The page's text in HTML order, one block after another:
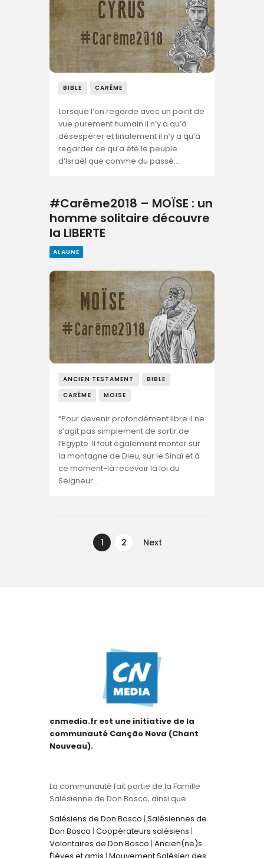
BIBLE CARÊME
Lorsque l’on regarde avec un point de
vue purement humain il n’y a qu’à
désespérer et finalement il n’y a qu’à
regarder ce qu’a été le peuple
d’Israël que comme du passé…
#Carême2018 – MOÏSE : un
homme solitaire découvre
la LIBERTE
ALAUNE
ANCIEN TESTAMENT
BIBLE
CARÊME
MOISE
“Pour devenir profondément libre il ne
s’agit pas simplement de sortir de
l’Egypte. Il faut également monter sur
la montagne de Dieu, sur le Sinaï et à
ce moment-là recevoir la loi du
Seigneur…
PAGE
1 PAGE
2 Next
cnmedia.fr est une initiative de la
communauté Canção Nova (Chant
Nouveau).
La communauté fait partie de la Famille
Salésienne de Don Bosco, ainsi que :
Salésiens de Don Bosco | Salésiennes de
Don Bosco | Coopérateurs salésiens |
Volontaires de Don Bosco | Ancien(ne)s